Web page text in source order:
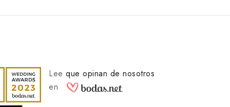
Leeque opinan de nosotros
en